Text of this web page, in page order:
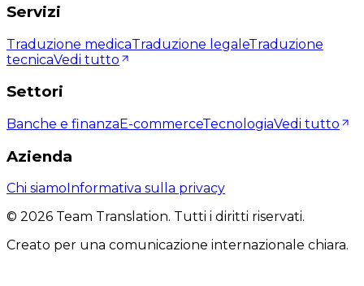
Servizi
Traduzione medicaTraduzione legaleTraduzione
tecnicaVedi tutto
Settori
Banche e finanzaE-commerceTecnologiaVedi tutto
Azienda
Chi siamo Informativa sulla privacy
© 2026 Team Translation. Tutti i diritti riservati.
Creato per una comunicazione internazionale chiara.